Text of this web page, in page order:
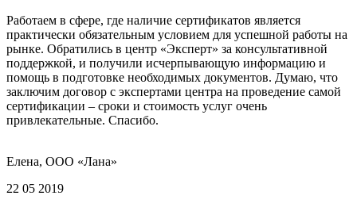
Работаем в сфере, где наличие сертификатов является
практически обязательным условием для успешной работы на
рынке. Обратились в центр «Эксперт» за консультативной
поддержкой, и получили исчерпывающую информацию и
помощь в подготовке необходимых документов. Думаю, что
заключим договор с экспертами центра на проведение самой
сертификации – сроки и стоимость услуг очень
привлекательные. Спасибо.
Елена, ООО «Лана»
22 05 2019